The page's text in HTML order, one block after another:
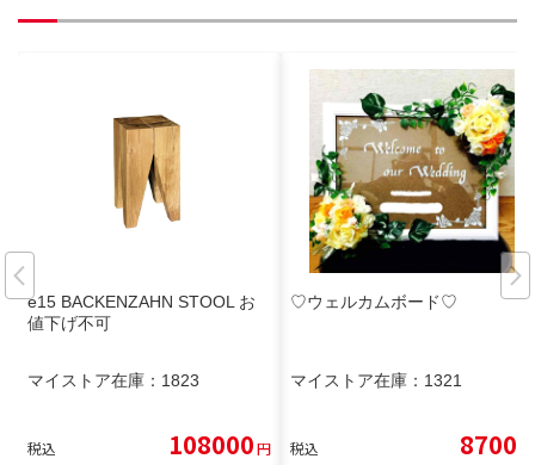
e15 BACKENZAHN STOOL お
値下げ不可
マイストア在庫： 1823
税込 108000円
♡ウェルカムボード♡
マイストア在庫： 1321
税込 8700